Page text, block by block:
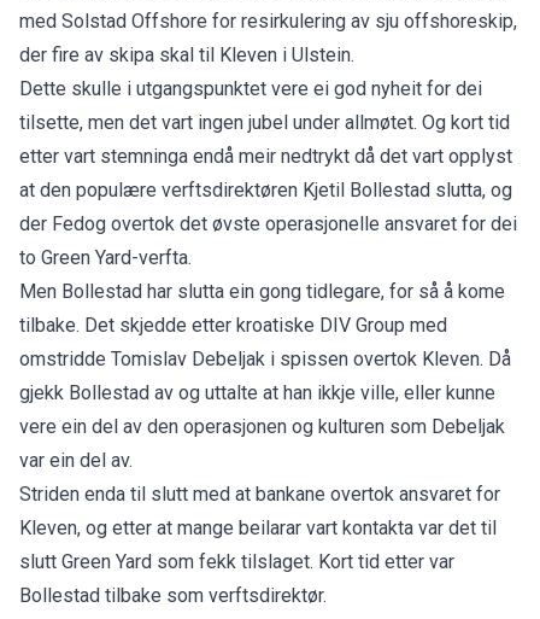
med Solstad Offshore for resirkulering av sju offshoreskip,
der fire av skipa skal til Kleven i Ulstein.
Dette skulle i utgangspunktet vere ei god nyheit for dei
tilsette, men det vart ingen jubel under allmøtet. Og kort tid
etter vart stemninga endå meir nedtrykt då det vart opplyst
at den populære verftsdirektøren Kjetil Bollestad slutta, og
der Fedog overtok det øvste operasjonelle ansvaret for dei
to Green Yard-verfta.
Men Bollestad har slutta ein gong tidlegare, for så å kome
tilbake. Det skjedde etter kroatiske DIV Group med
omstridde Tomislav Debeljak i spissen overtok Kleven. Då
gjekk Bollestad av og uttalte at han ikkje ville, eller kunne
vere ein del av den operasjonen og kulturen som Debeljak
var ein del av.
Striden enda til slutt med at bankane overtok ansvaret for
Kleven, og etter at mange beilarar vart kontakta var det til
slutt Green Yard som fekk tilslaget. Kort tid etter var
Bollestad tilbake som verftsdirektør.